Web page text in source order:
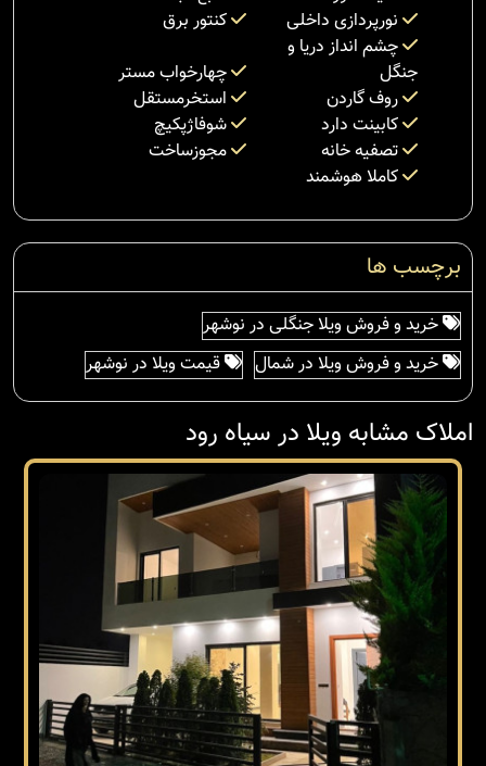
نورپردازی داخلی
کنتور برق
چشم انداز دریا و
جنگل
چهارخواب مستر
روف گاردن
استخرمستقل
کابینت دارد
شوفاژپکیچ
تصفیه خانه
مجوزساخت
کاملا هوشمند
برچسب ها
خرید و فروش ویلا جنگلی در نوشهر
خرید و فروش ویلا در شمال
قیمت ویلا در نوشهر
املاک مشابه ویلا در سیاه رود